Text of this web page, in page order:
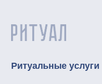
Ритуальные услуги